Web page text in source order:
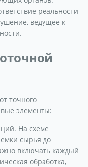
реальности
ведущее к
точного
элементы:
На схеме
сырья до
включать каждый
обработка,